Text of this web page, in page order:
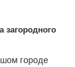
загородного
городе